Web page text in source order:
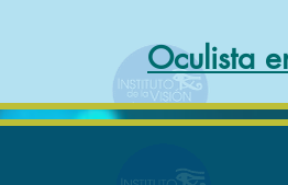
Oculista